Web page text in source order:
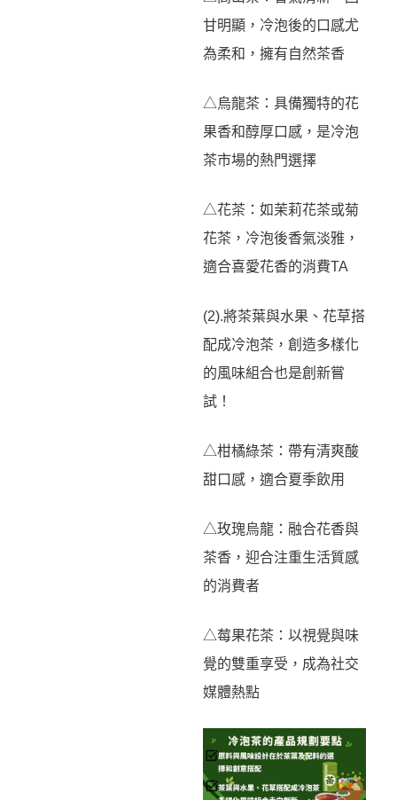
甘明顯，冷泡後的口感尤
為柔和，擁有自然茶香
△烏龍茶：具備獨特的花
果香和醇厚口感，是冷泡
茶市場的熱門選擇
△花茶：如茉莉花茶或菊
花茶，冷泡後香氣淡雅，
適合喜愛花香的消費TA
(2).將茶葉與水果、花草搭
配成冷泡茶，創造多樣化
的風味組合也是創新嘗
試！
△柑橘綠茶：帶有清爽酸
甜口感，適合夏季飲用
△玫瑰烏龍：融合花香與
茶香，迎合注重生活質感
的消費者
△莓果花茶：以視覺與味
覺的雙重享受，成為社交
媒體熱點